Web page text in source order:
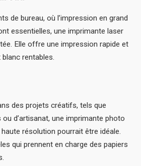
de bureau, où l’impression en grand
essentielles, une imprimante laser
Elle offre une impression rapide et
rentables.
des projets créatifs, tels que
d’artisanat, une imprimante photo
résolution pourrait être idéale.
qui prennent en charge des papiers